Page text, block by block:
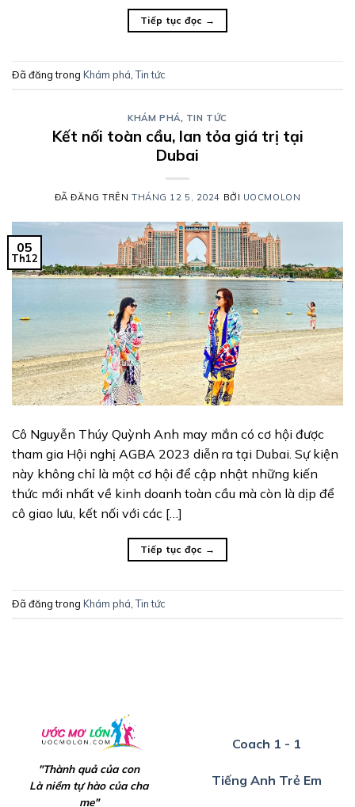
Tiếp tục đọc →
Đã đăng trong Khám phá ,Tin tức
KHÁM PHÁ, TIN TỨC
Kết nối toàn cầu, lan tỏa giá trị tại
Dubai
ĐÃ ĐĂNG TRÊN THÁNG 12 5, 2024 BỞI UOCMOLON
05
Th12
Cô Nguyễn Thúy Quỳnh Anh may mắn có cơ hội được
tham gia Hội nghị AGBA 2023 diễn ra tại Dubai. Sự kiện
này không chỉ là một cơ hội để cập nhật những kiến
thức mới nhất về kinh doanh toàn cầu mà còn là dịp để
cô giao lưu, kết nối với các […]
Tiếp tục đọc →
Đã đăng trong Khám phá ,Tin tức
"Thành quả của con
Là niềm tự hào của cha
mẹ"
Coach 1 - 1
Tiếng Anh Trẻ Em